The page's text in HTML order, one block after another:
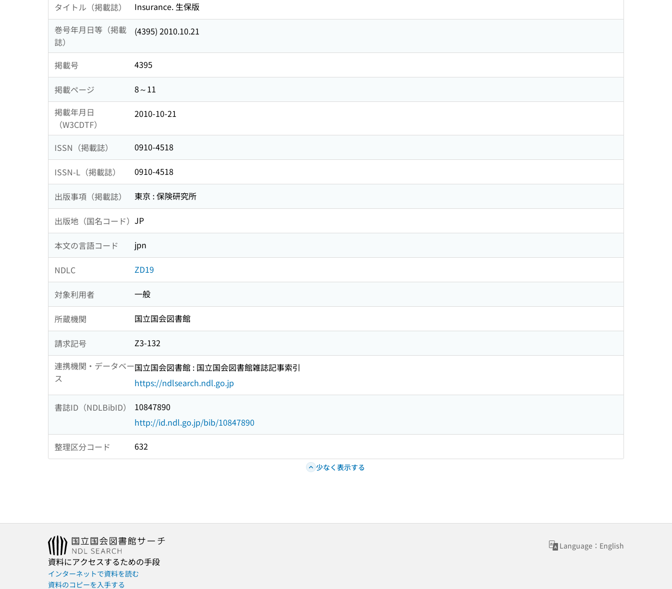
タイトル（掲載誌）
Insurance. 生保版
巻号年月日等（掲載
誌）
(4395) 2010.10.21
掲載号 4395
掲載ページ
8～11
掲載年月日
（W3CDTF）
2010-10-21
ISSN（掲載誌） 0910-4518
ISSN-L（掲載誌） 0910-4518
出版事項（掲載誌） 東京 : 保険研究所
出版地（国名コード） JP
本文の言語コード jpn
NDLC ZD19
対象利用者 一般
所蔵機関 国立国会図書館
請求記号
Z3-132
連携機関・データベー
ス
国立国会図書館 : 国立国会図書館雑誌記事索引
https://ndlsearch.ndl.go.jp
書誌ID（NDLBibID）
10847890
http://id.ndl.go.jp/bib/10847890
整理区分コード 632
少なく表示する
Language：English
資料にアクセスするための手段
インターネットで資料を読む
資料のコピーを入手する